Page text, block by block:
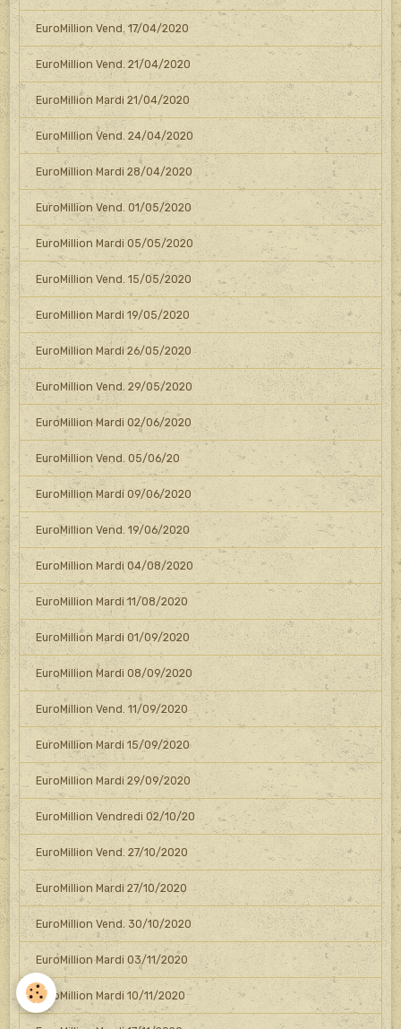
EuroMillion Vend. 17/04/2020
EuroMillion Vend. 21/04/2020
EuroMillion Mardi 21/04/2020
EuroMillion Vend. 24/04/2020
EuroMillion Mardi 28/04/2020
EuroMillion Vend. 01/05/2020
EuroMillion Mardi 05/05/2020
EuroMillion Vend. 15/05/2020
EuroMillion Mardi 19/05/2020
EuroMillion Mardi 26/05/2020
EuroMillion Vend. 29/05/2020
EuroMillion Mardi 02/06/2020
EuroMillion Vend. 05/06/20
EuroMillion Mardi 09/06/2020
EuroMillion Vend. 19/06/2020
EuroMillion Mardi 04/08/2020
EuroMillion Mardi 11/08/2020
EuroMillion Mardi 01/09/2020
EuroMillion Mardi 08/09/2020
EuroMillion Vend. 11/09/2020
EuroMillion Mardi 15/09/2020
EuroMillion Mardi 29/09/2020
EuroMillion Vendredi 02/10/20
EuroMillion Vend. 27/10/2020
EuroMillion Mardi 27/10/2020
EuroMillion Vend. 30/10/2020
EuroMillion Mardi 03/11/2020
EuroMillion Mardi 10/11/2020